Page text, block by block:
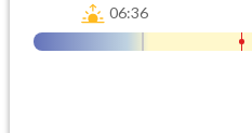
06:36